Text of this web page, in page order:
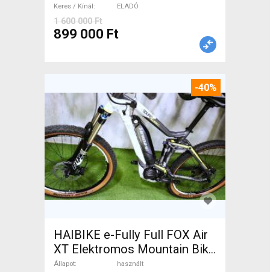
Keres / Kínál ELADÓ
1 600 000 Ft
899 000 Ft
-40%
HAIBIKE e-Fully Full FOX Air
XT Elektromos Mountain Bike
össztelós / fully Yamaha
Állapot
használt